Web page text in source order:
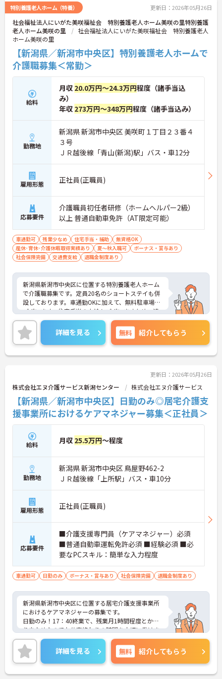
特別養護老人ホーム（特養） 更新日：2026年05月26日
社会福祉法人にいがた美咲福祉会 特別養護老人ホーム美咲の里特別養護
老人ホーム美咲の里
社会福祉法人にいがた美咲福祉会 特別養護老人
ホーム美咲の里
【新潟県／新潟市中央区】特別養護老人ホームで
介護職募集＜常勤＞
給料
月収 20.0万円～24.3万円程度（諸手当込
み）
年収 273万円～348万円程度（諸手当込み）
勤務地
新潟県 新潟市中央区 美咲町１丁目２３番４
３号
ＪＲ越後線「青山(新潟)駅」バス・車12分
雇用形態 正社員(正職員)
応募要件
介護職員初任者研修（ホームヘルパー2級）
以上 普通自動車免許（AT限定可能）
車通勤可 残業少なめ 住宅手当・補助
無資格OK
産休･育休･介護休暇取得実績あり
夏～秋入職可
ボーナス・賞与あり
社会保険完備
交通費支給 退職金制度あり
新潟県新潟市中央区に位置する特別養護老人ホーム
で介護職募集です。定員20名のショートステイも併
設しております。車通勤OKに加えて、無料駐車場も
ございます。住宅手当の支給もございますため、遠
方からのご転職の方も安心して就業できます。ご興
味をお持ちの方には詳細の情報や面接のポイントを
お伝えしますのでお気軽にお問い合わせくださいま
せ。
詳細を見る 無料 紹介してもらう
更新日：2026年05月26日
株式会社エヌ介護サービス新潟センター 株式会社エヌ介護サービス
【新潟県／新潟市中央区】日勤のみ◎居宅介護支
援事業所におけるケアマネジャー募集＜正社員＞
給料 月収 25.5万円～程度
勤務地
新潟県 新潟市中央区 鳥屋野462-2
ＪＲ越後線「上所駅」バス・車10分
雇用形態 正社員(正職員)
応募要件
■介護支援専門員（ケアマネジャー）必須
■普通自動車運転免許必須 ■経験必須 ■必
要なPCスキル：簡単な入力程度
車通勤可 日勤のみ ボーナス・賞与あり 社会保険完備 退職金制度あり
新潟県新潟市中央区に位置する居宅介護支援事業所
におけるケアマネジャーの募集です。
日勤のみ！17：40終業で、残業月1時間程度とかな
り少なめなのでお仕事終わりの時間を大切に働けま
す◎
育児休業・介護休業・看護休暇取得実績あり！長く
勤めやすい環境が整っています♪
ご興味のある方には面接ポイントをお伝えしますの
で、お気軽にお問い合わせください！
詳細を見る 無料 紹介してもらう